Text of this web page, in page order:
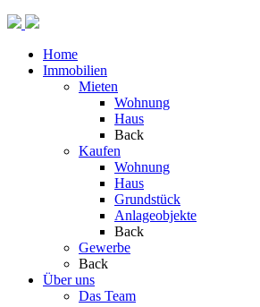
Home
Immobilien
Mieten
Wohnung
Haus
Back
Kaufen
Wohnung
Haus
Grundstück
Anlageobjekte
Back
Gewerbe
Back
Über uns
Das Team